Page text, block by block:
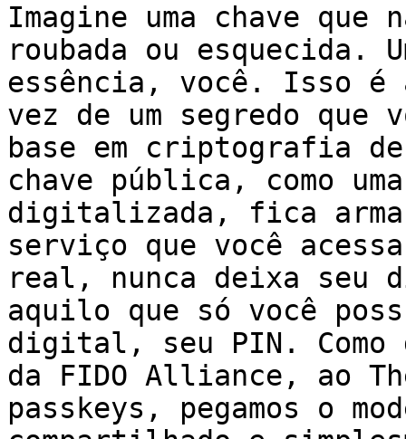
Imagine uma chave que
roubada ou esquecida.
essência, você. Isso é
vez de um segredo que
base em criptografia
chave pública, como
digitalizada, fica
serviço que você
real, nunca deixa seu
aquilo que só você
digital, seu PIN. Como
da FIDO Alliance, ao
passkeys, pegamos o